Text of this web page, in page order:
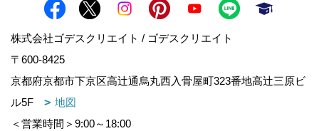
株式会社ゴデスクリエイト / ゴデスクリエイト
〒600-8425
京都府京都市下京区高辻通烏丸西入骨屋町323番地高辻三原ビ
ル5F
地図
＜営業時間＞9:00～18:00